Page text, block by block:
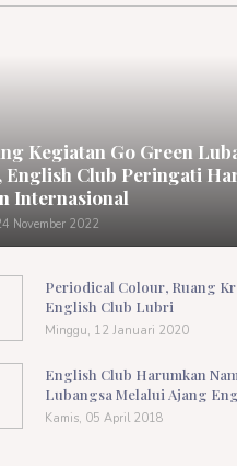
Kegiatan Go Green
English Club Peringati
Internasional
November 2022
Periodical Colour, Ruang
English Club Lubri
Minggu, 12 Januari 2020
English Club Harumkan
Lubangsa Melalui Ajang
Kamis, 05 April 2018